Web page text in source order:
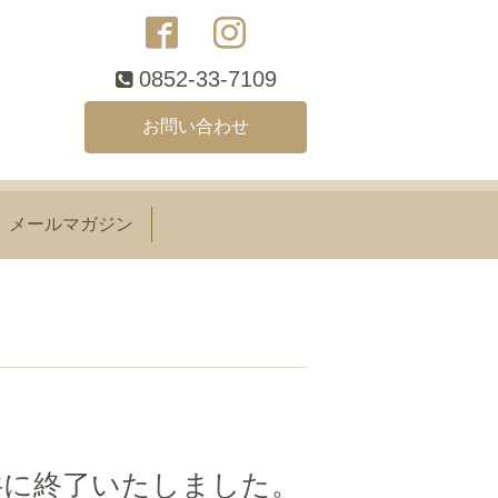
0852-33-7109
お問い合わせ
メールマガジン
終了いたしました。